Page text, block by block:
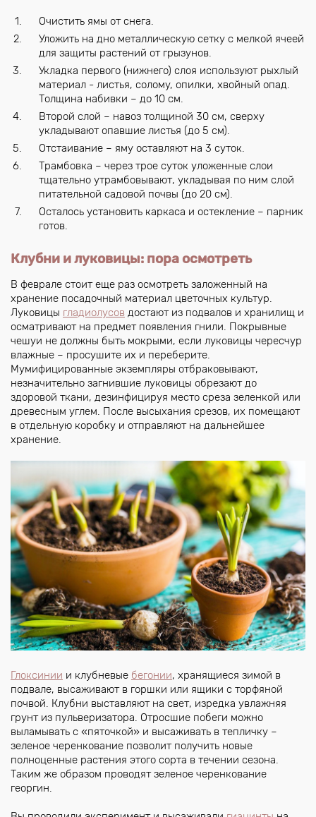
Очистить ямы от снега.
Уложить на дно металлическую сетку с мелкой ячеей
для защиты растений от грызунов.
Укладка первого (нижнего) слоя используют рыхлый
материал - листья, солому, опилки, хвойный опад.
Толщина набивки – до 10 см.
Второй слой – навоз толщиной 30 см, сверху
укладывают опавшие листья (до 5 см).
Отстаивание – яму оставляют на 3 суток.
Трамбовка – через трое суток уложенные слои
тщательно утрамбовывают, укладывая по ним слой
питательной садовой почвы (до 20 см).
Осталось установить каркаса и остекление – парник
готов.
Клубни и луковицы: пора осмотреть
В феврале стоит еще раз осмотреть заложенный на
хранение посадочный материал цветочных культур.
Луковицы гладиолусов достают из подвалов и хранилищ и
осматривают на предмет появления гнили. Покрывные
чешуи не должны быть мокрыми, если луковицы чересчур
влажные – просушите их и переберите.
Мумифицированные экземпляры отбраковывают,
незначительно загнившие луковицы обрезают до
здоровой ткани, дезинфицируя место среза зеленкой или
древесным углем. После высыхания срезов, их помещают
в отдельную коробку и отправляют на дальнейшее
хранение.
Глоксинии и клубневые бегонии, хранящиеся зимой в
подвале, высаживают в горшки или ящики с торфяной
почвой. Клубни выставляют на свет, изредка увлажняя
грунт из пульверизатора. Отросшие побеги можно
выламывать с «пяточкой» и высаживать в тепличку –
зеленое черенкование позволит получить новые
полноценные растения этого сорта в течении сезона.
Таким же образом проводят зеленое черенкование
георгин.